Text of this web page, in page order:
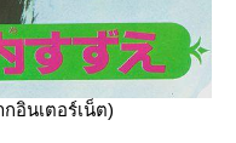
อินเตอร์เน็ต)